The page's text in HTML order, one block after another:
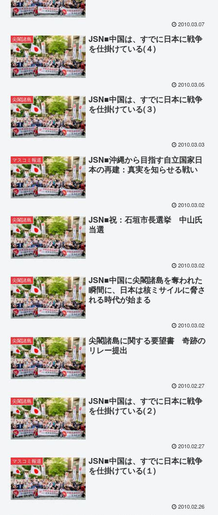
2010.03.07
尖閣諸島
JSN■中国は、すでに日本に戦争
を仕掛けている(４)
2010.03.05
尖閣諸島
JSN■中国は、すでに日本に戦争
を仕掛けている(３)
2010.03.03
マスコミ報道
JSN■沖縄から目指す自立国家日
本の再建：真実を知らせる戦い
2010.03.02
尖閣諸島
JSN■祝：石垣市長選挙 中山氏
当選
2010.03.02
尖閣諸島
JSN■中国に尖閣諸島を奪われた
瞬間に、日本は核ミサイルに脅さ
れる時代が始まる
2010.03.02
尖閣諸島
尖閣諸島に関する要望書 奇跡の
リレー提出
2010.02.27
尖閣諸島
JSN■中国は、すでに日本に戦争
を仕掛けている(２)
2010.02.27
マスコミ報道
JSN■中国は、すでに日本に戦争
を仕掛けている(１)
2010.02.26